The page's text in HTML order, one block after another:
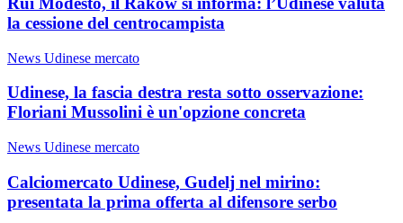
la cessione del centrocampista
News Udinese mercato
Udinese, la fascia destra resta sotto osservazione:
Floriani Mussolini è un'opzione concreta
News Udinese mercato
Calciomercato Udinese, Gudelj nel mirino:
presentata la prima offerta al difensore serbo